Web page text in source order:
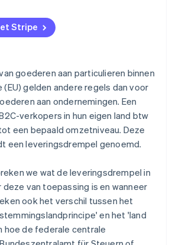
Stripe
goederen aan particulieren binnen
(EU) gelden andere regels dan voor
aan ondernemingen. Een
verkopers in hun eigen land btw
een bepaald omzetniveau. Deze
een leveringsdrempel genoemd.
we wat de leveringsdrempel in
deze van toepassing is en wanneer
ook het verschil tussen het
en het 'land
hoe de federale centrale